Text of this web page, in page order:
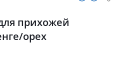
прихожей
орех